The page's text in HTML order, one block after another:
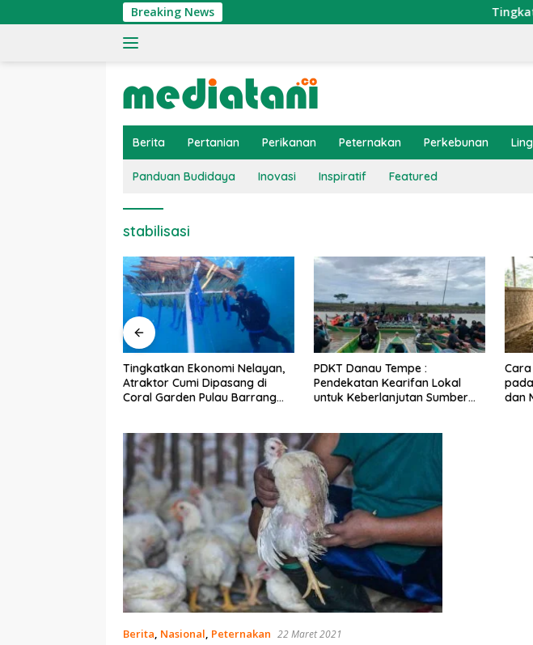
ke
Breaking News Tingkatkan
Berita Pertanian Perikanan Peternakan Perkebunan
Panduan Budidaya Inovasi Inspiratif Featured
stabilisasi
PDKT Danau Tempe :
Pendekatan Kearifan Lokal
untuk Keberlanjutan Sumber
Cara Mengatasi Penyakit PMK
pada Sapi Perah Secara Alami
dan Medis
Berita, Nasional, Peternakan 22 Maret 2021